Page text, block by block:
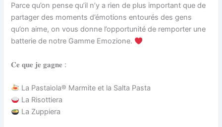
Parce qu’on pense qu’il n’y a rien de plus important que de
partager des moments d’émotions entourés des gens
qu’on aime, on vous donne l’opportunité de remporter une
batterie de notre Gamme Emozione.
𝐂𝐞 𝐪𝐮𝐞 𝐣𝐞 𝐠𝐚𝐠𝐧𝐞 :​
La Pastaiola® Marmite et la Salta Pasta
La Risottiera
La Zuppiera